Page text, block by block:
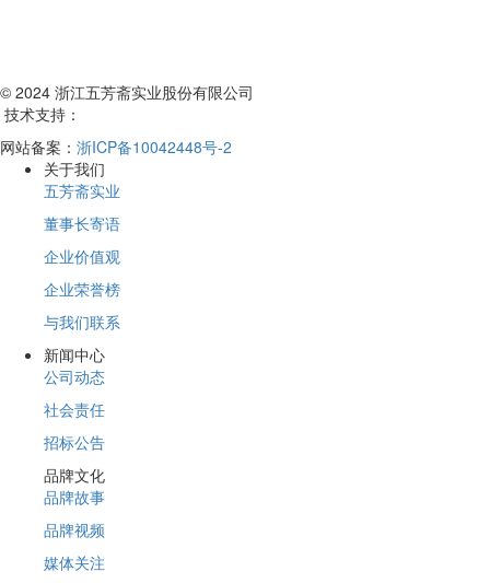
© 2024 浙江五芳斋实业股份有限公司
技术支持：
网站备案： 浙ICP备10042448号-2
关于我们
五芳斋实业
董事长寄语
企业价值观
企业荣誉榜
与我们联系
新闻中心
公司动态
社会责任
招标公告
品牌文化
品牌故事
品牌视频
媒体关注